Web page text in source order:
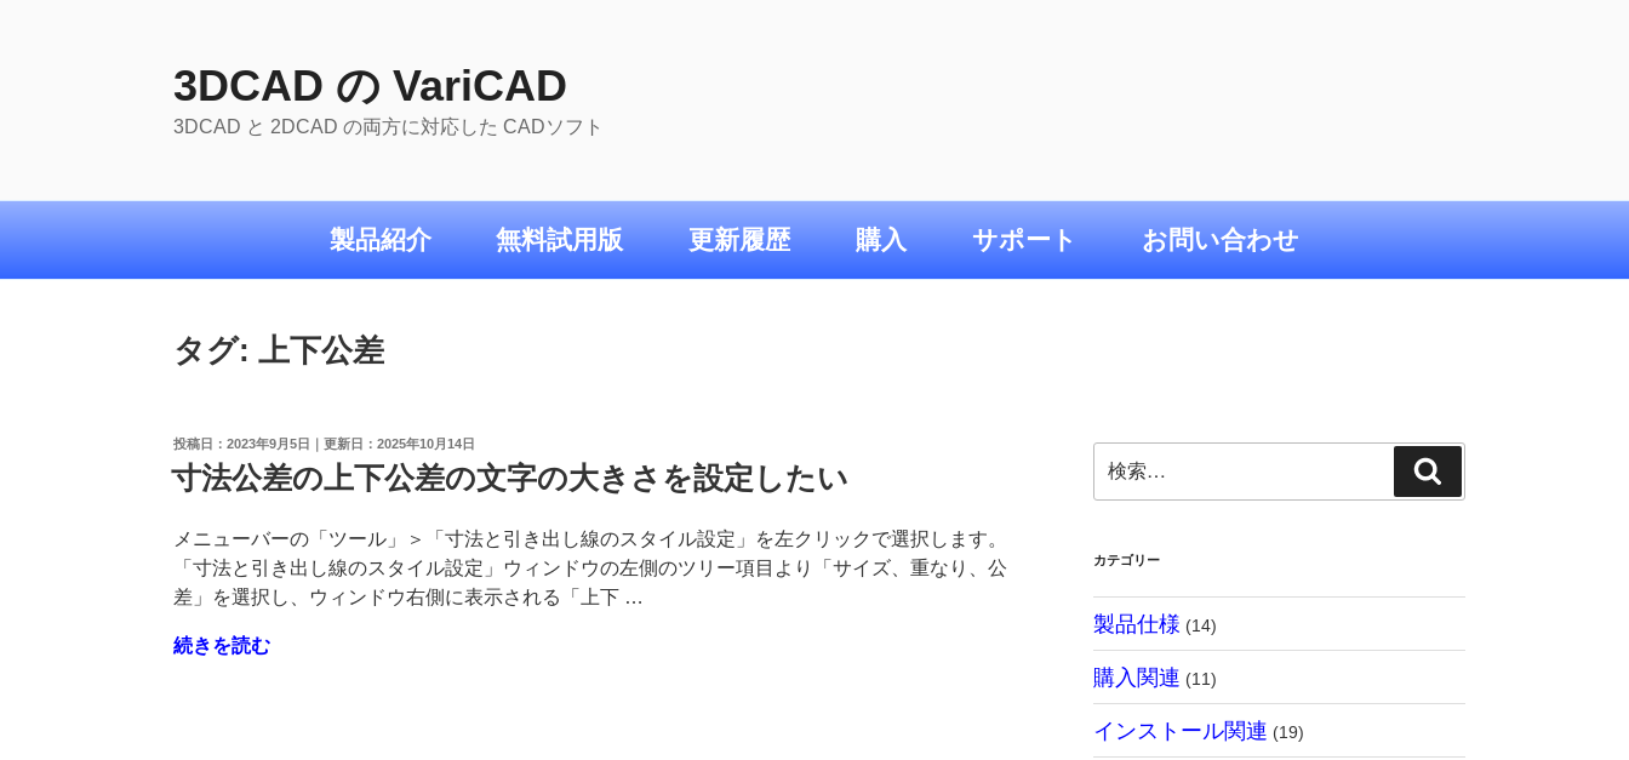
プ
3DCAD の VariCAD
3DCAD と 2DCAD の両方に対応した CADソフト
製品紹介 無料試用版 更新履歴 購入 サポート お問い合わせ
タグ: 上下公差
投
日:
2023年9月5日 2025年10月14日
寸法公差の上下公差の文字の大きさを設定したい
メニューバーの「ツール」＞「寸法と引き出し線のスタイル設定」を左クリックで選択します。
「寸法と引き出し線のスタイル設定」ウィンドウの左側のツリー項目より「サイズ、重なり、公
差」を選択し、ウィンドウ右側に表示される「上下 …
"寸
続きを読む
索:
索
カテゴリー
製品仕様 (14)
購入関連 (11)
インストール関連 (19)